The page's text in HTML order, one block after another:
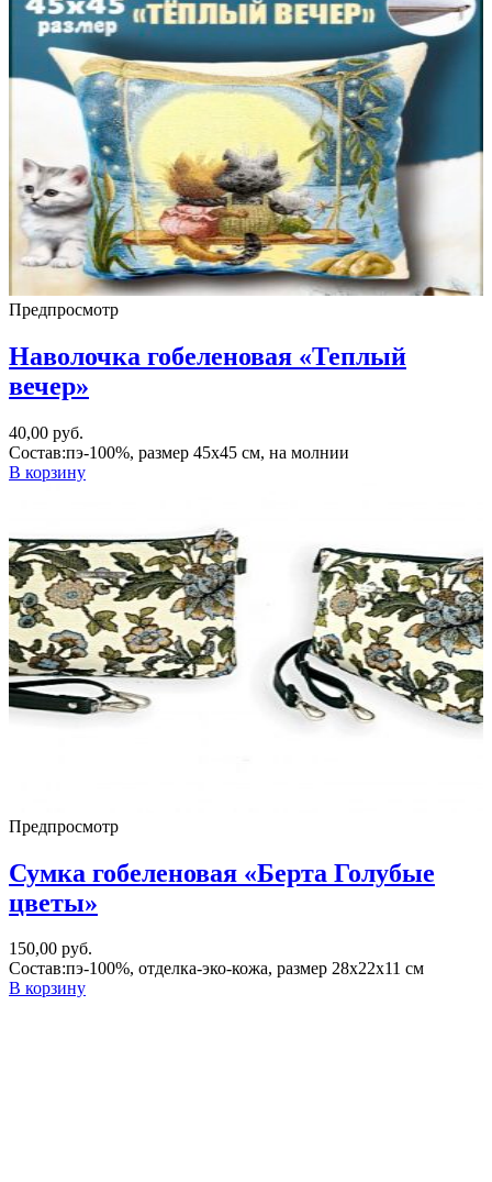
Предпросмотр
Наволочка гобеленовая «Теплый
вечер»
40,00 руб.
Состав:пэ-100%, размер 45х45 см, на молнии
В корзину
Предпросмотр
Сумка гобеленовая «Берта Голубые
цветы»
150,00 руб.
Состав:пэ-100%, отделка-эко-кожа, размер 28х22х11 см
В корзину